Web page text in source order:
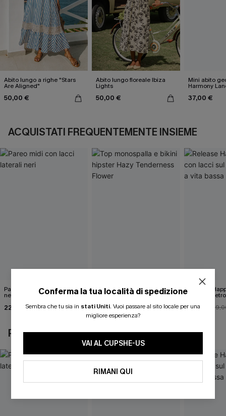
Abito lungo a righe "Stars
Are Aligned"
50,00 €
Abito lungo floreale Ibiza
Lights
50,00 €
Mini abito
Harmony
37,00 €
ACQUISTATI FREQUENTEMENTE INSIEME
Pareo midi con lacci laterali
neri
22,00 €24,00 €
Top monospalla e bikini
hipster Hazy Tenderness
35,00 €
Release
lacci sul
31,00 €
POTREBBE INTERESSARTI ANCHE
Conferma la tua località di spedizione
Sembra che tu sia in stati Uniti. Vuoi passare al sito locale per una
migliore esperienza?
VAI AL CUPSHE-US
RIMANI QUI